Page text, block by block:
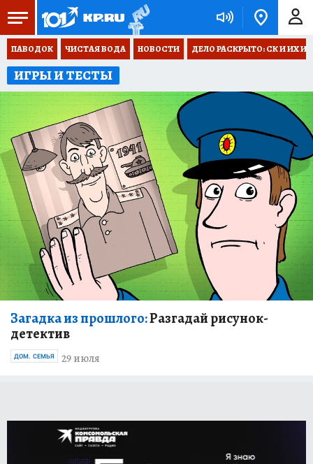
ПАВОДОК ЧИСТАЯ ВОДА НОВОСТИ ДЕЛО РАСКРЫТО: СК И ИХ
ИГРЫ И ТЕСТЫ
Загадка из прошлого:Разгадай рисунок-
детектив
29 июля
ДОМ. СЕМЬЯ